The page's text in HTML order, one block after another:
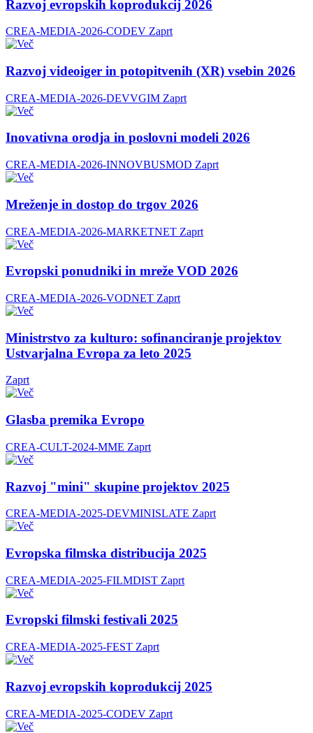
Razvoj evropskih koprodukcij 2026
CREA-MEDIA-2026-CODEV Zaprt
Razvoj videoiger in potopitvenih (XR) vsebin 2026
CREA-MEDIA-2026-DEVVGIM Zaprt
Inovativna orodja in poslovni modeli 2026
CREA-MEDIA-2026-INNOVBUSMOD Zaprt
Mreženje in dostop do trgov 2026
CREA-MEDIA-2026-MARKETNET Zaprt
Evropski ponudniki in mreže VOD 2026
CREA-MEDIA-2026-VODNET Zaprt
Ministrstvo za kulturo: sofinanciranje projektov
Ustvarjalna Evropa za leto 2025
Zaprt
Glasba premika Evropo
CREA-CULT-2024-MME Zaprt
Razvoj "mini" skupine projektov 2025
CREA-MEDIA-2025-DEVMINISLATE Zaprt
Evropska filmska distribucija 2025
CREA-MEDIA-2025-FILMDIST Zaprt
Evropski filmski festivali 2025
CREA-MEDIA-2025-FEST Zaprt
Razvoj evropskih koprodukcij 2025
CREA-MEDIA-2025-CODEV Zaprt